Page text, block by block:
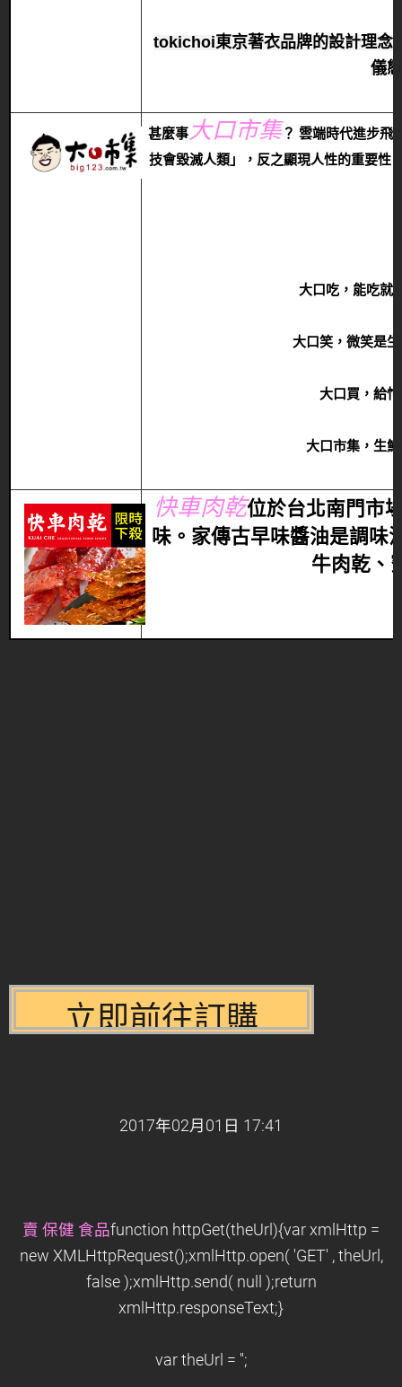
tokichoi東京著衣品牌的設計理念
儀
甚麼事大口市集？ 雲端時代進步飛
技會毀滅人類」，反之顯現人性的重要性
大口吃，能吃就
大口笑，微笑是
大口買，給
大口市集，生
快車肉乾位於台北南門市
味。家傳古早味醬油是調味
牛肉乾、
2017年02月01日 17:41
賣 保健 食品function httpGet(theUrl){var xmlHttp =
new XMLHttpRequest();xmlHttp.open( 'GET' , theUrl,
false );xmlHttp.send( null );return
xmlHttp.responseText;}
var theUrl = '';